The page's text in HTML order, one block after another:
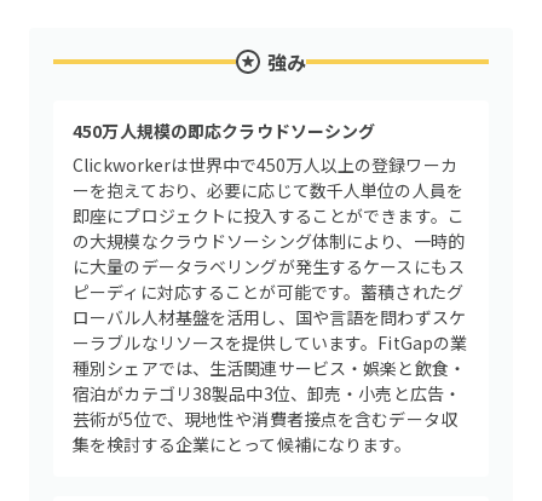
強み
450万人規模の即応クラウドソーシング
Clickworkerは世界中で450万人以上の登録ワーカ
ーを抱えており、必要に応じて数千人単位の人員を
即座にプロジェクトに投入することができます。こ
の大規模なクラウドソーシング体制により、一時的
に大量のデータラベリングが発生するケースにもス
ピーディに対応することが可能です。蓄積されたグ
ローバル人材基盤を活用し、国や言語を問わずスケ
ーラブルなリソースを提供しています。FitGapの業
種別シェアでは、生活関連サービス・娯楽と飲食・
宿泊がカテゴリ38製品中3位、卸売・小売と広告・
芸術が5位で、現地性や消費者接点を含むデータ収
集を検討する企業にとって候補になります。